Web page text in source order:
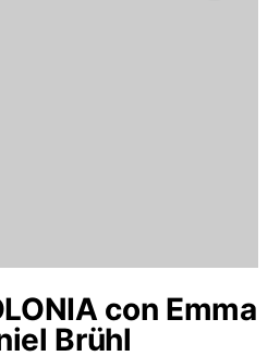
con Emma
Brühl